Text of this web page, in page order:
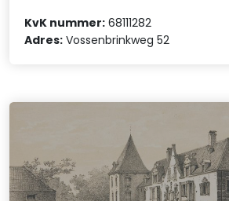
KvK nummer: 68111282
Adres: Vossenbrinkweg 52